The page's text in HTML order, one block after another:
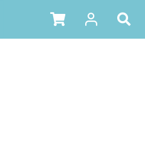
SOMMAIRE DU NUMÉRO